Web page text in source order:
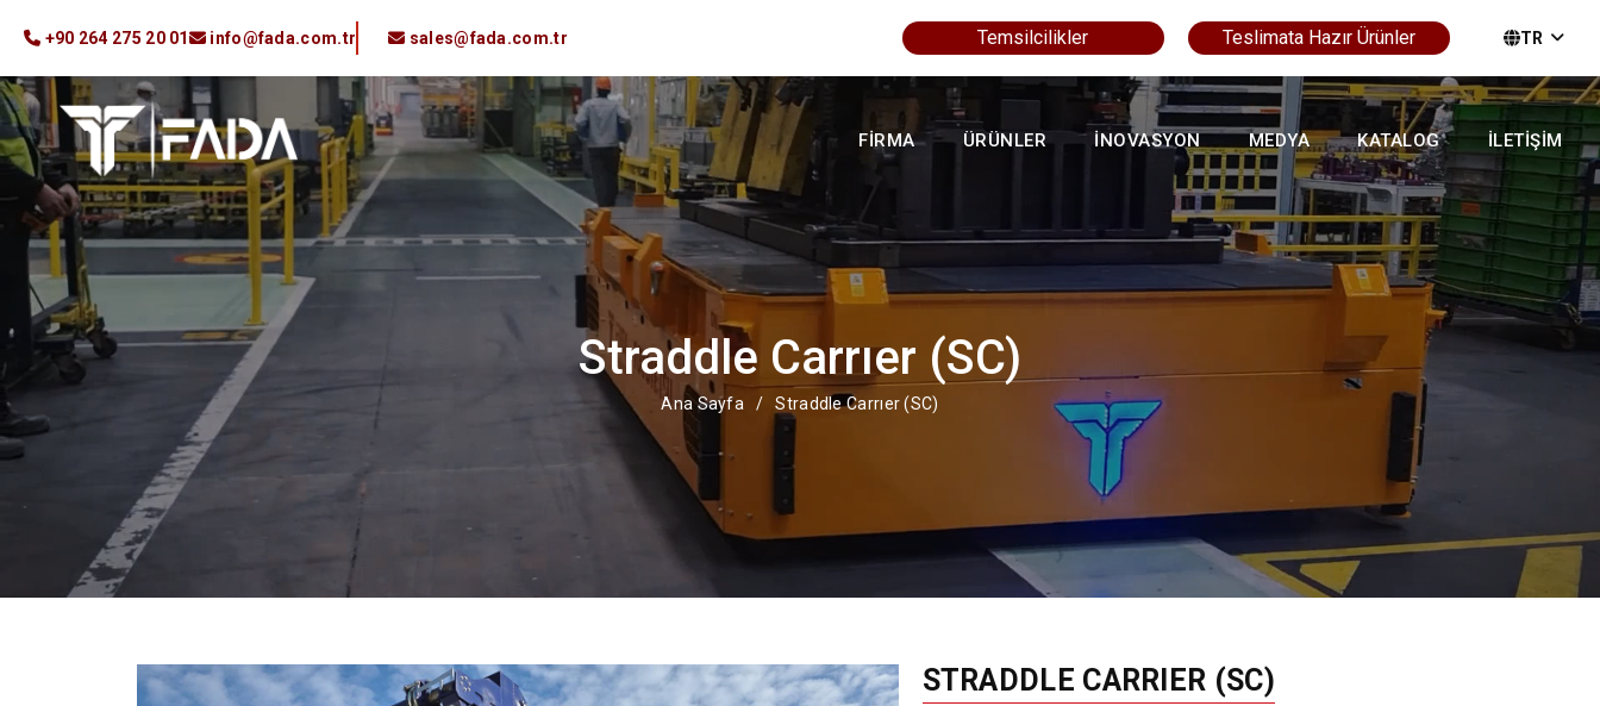
Temsilcilikler Teslimata Hazır Ürünler TR
+90 264 275 20 01 info@fada.com.tr sales@fada.com.tr
FİRMA ÜRÜNLER İNOVASYON MEDYA KATALOG İLETİŞİM
Straddle Carrıer (SC)
Ana Sayfa / Straddle Carrıer (SC)
STRADDLE CARRIER (SC)